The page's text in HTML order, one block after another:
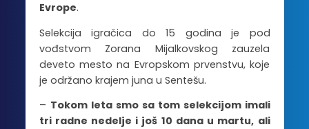
Evrope.
Selekcija igračica do 15 godina je pod
vođstvom Zorana Mijalkovskog zauzela
deveto mesto na Evropskom prvenstvu, koje
je održano krajem juna u Sentešu.
– Tokom leta smo sa tom selekcijom imali
tri radne nedelje i još 10 dana u martu, ali